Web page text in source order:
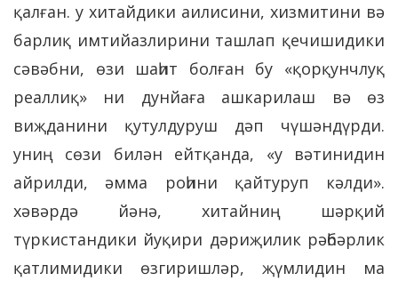
қалған. у хитайдики аилисини, хизмитини вә
барлиқ имтийазлирини ташлап қечишидики
сәвәбни, өзи шаһит болған бу «қорқунчлуқ
реаллиқ» ни дунйаға ашкарилаш вә өз
виҗданини қутулдуруш дәп чүшәндүрди.
униң сөзи билән ейтқанда, «у вәтинидин
айрилди, әмма роһини қайтуруп кәлди».
хәвәрдә йәнә, хитайниң шәрқий
түркистандики йуқири дәриҗилик рәһбәрлик
қатлимидики өзгиришләр, җүмлидин ма